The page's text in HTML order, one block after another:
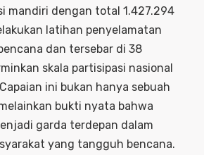
mandiri dengan total 1.427.294
latihan penyelamatan
dan tersebar di 38
skala partisipasi nasional
ini bukan hanya sebuah
bukti nyata bahwa
garda terdepan dalam
yang tangguh bencana.